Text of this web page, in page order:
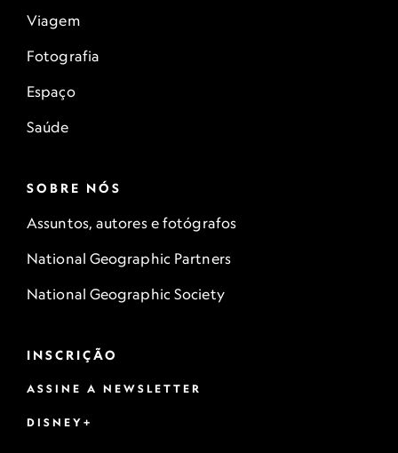
Viagem
Fotografia
Espaço
Saúde
SOBRE NÓS
Assuntos, autores e fotógrafos
National Geographic Partners
National Geographic Society
INSCRIÇÃO
ASSINE A NEWSLETTER
DISNEY+